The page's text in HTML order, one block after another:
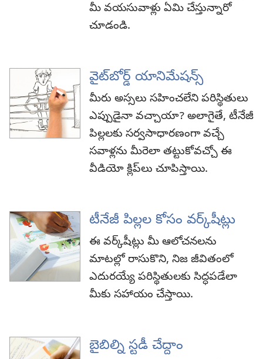
మీ వయసువాళ్లు ఏమి చేస్తున్నారో
చూడండి.
వైట్‌బోర్డ్‌ యానిమేషన్స్‌
మీరు అస్సలు సహించలేని పరిస్థితులు
ఎప్పుడైనా వచ్చాయా? అలాగైతే, టీనేజీ
పిల్లలకు సర్వసాధారణంగా వచ్చే
సవాళ్లను మీరెలా తట్టుకోవచ్చో ఈ
వీడియో క్లిప్‌లు చూపిస్తాయి.
టీనేజీ పిల్లల కోసం వర్క్‌షీట్లు
ఈ వర్క్‌షీట్లు మీ ఆలోచనలను
మాటల్లో రాసుకొని, నిజ జీవితంలో
ఎదురయ్యే పరిస్థితులకు సిద్ధపడేలా
మీకు సహాయం చేస్తాయి.
బైబిల్ని స్టడీ చేద్దాం